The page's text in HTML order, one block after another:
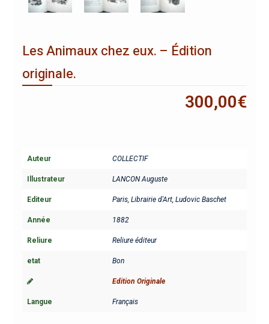
Les Animaux chez eux. – Édition
originale.
300,00€
Auteur COLLECTIF
Illustrateur LANCON Auguste
Editeur Paris, Librairie d'Art, Ludovic Baschet
Année 1882
Reliure Reliure éditeur
etat Bon
Edition Originale
Langue Français